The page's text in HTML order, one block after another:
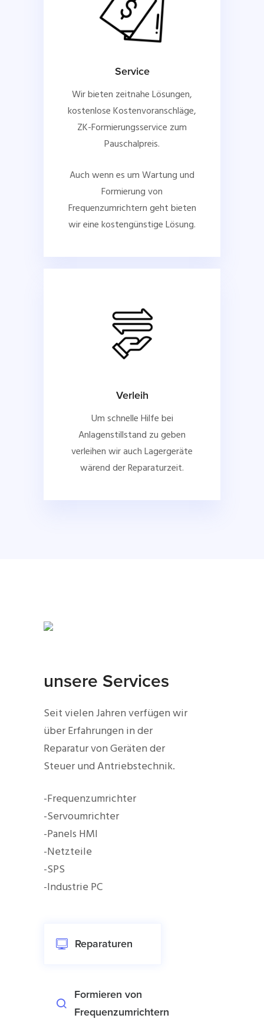
Service
Wir bieten zeitnahe Lösungen,
kostenlose Kostenvoranschläge,
ZK-Formierungsservice zum
Pauschalpreis.
Auch wenn es um Wartung und
Formierung von
Frequenzumrichtern geht bieten
wir eine kostengünstige Lösung.
Verleih
Um schnelle Hilfe bei
Anlagenstillstand zu geben
verleihen wir auch Lagergeräte
wärend der Reparaturzeit.
unsere Services
Seit vielen Jahren verfügen wir
über Erfahrungen in der
Reparatur von Geräten der
Steuer und Antriebstechnik.
-Frequenzumrichter
-Servoumrichter
-Panels HMI
-Netzteile
-SPS
-Industrie PC
Reparaturen
Formieren von
Frequenzumrichtern